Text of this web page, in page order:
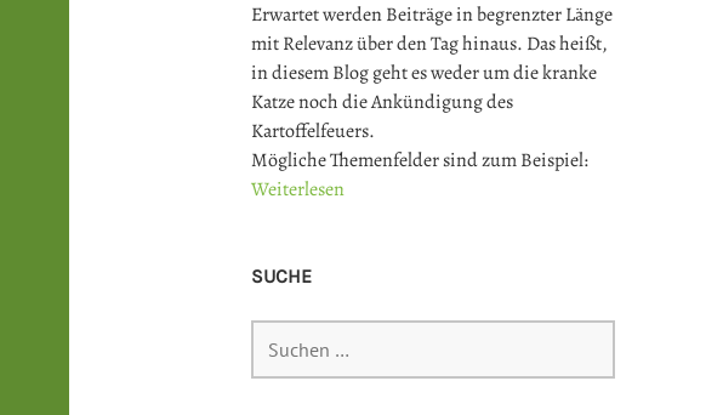
Erwartet werden Beiträge in begrenzter Länge
mit Relevanz über den Tag hinaus. Das heißt,
in diesem Blog geht es weder um die kranke
Katze noch die Ankündigung des
Kartoffelfeuers.
Mögliche Themenfelder sind zum Beispiel:
Weiterlesen
SUCHE
nach: